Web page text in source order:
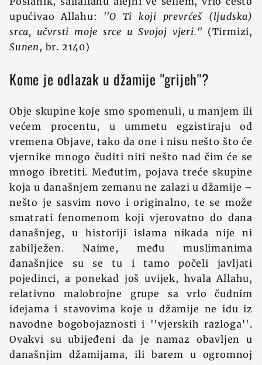
upućivao Allahu: ''O Ti koji prevrćeš (ljudska)
srca, učvrsti moje srce u Svojoj vjeri.'' (Tirmizi,
Sunen, br. 2140)
Kome je odlazak u džamije ''grijeh''?
Obje skupine koje smo spomenuli, u manjem ili
većem procentu, u ummetu egzistiraju od
vremena Objave, tako da one i nisu nešto što će
vjernike mnogo čuditi niti nešto nad čim će se
mnogo ibretiti. Međutim, pojava treće skupine
koja u današnjem zemanu ne zalazi u džamije –
nešto je sasvim novo i originalno, te se može
smatrati fenomenom koji vjerovatno do dana
današnjeg, u historiji islama nikada nije ni
zabilježen. Naime, među muslimanima
današnjice su se tu i tamo počeli javljati
pojedinci, a ponekad još uvijek, hvala Allahu,
relativno malobrojne grupe sa vrlo čudnim
idejama i stavovima koje u džamije ne idu iz
navodne bogobojaznosti i ''vjerskih razloga''.
Ovakvi su ubijeđeni da je namaz obavljen u
današnjim džamijama, ili barem u ogromnoj